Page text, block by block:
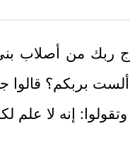
ربك من أصلاب بني
بربكم؟ قالوا
إنه لا علم